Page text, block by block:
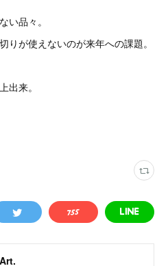
い品々。
りが使えないのが来年への課題。
出来。